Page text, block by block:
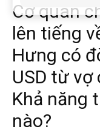
Cơ quan
lên tiếng
Hưng có
USD từ vợ
Khả năng
nào?